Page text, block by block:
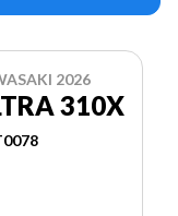
2026
310X